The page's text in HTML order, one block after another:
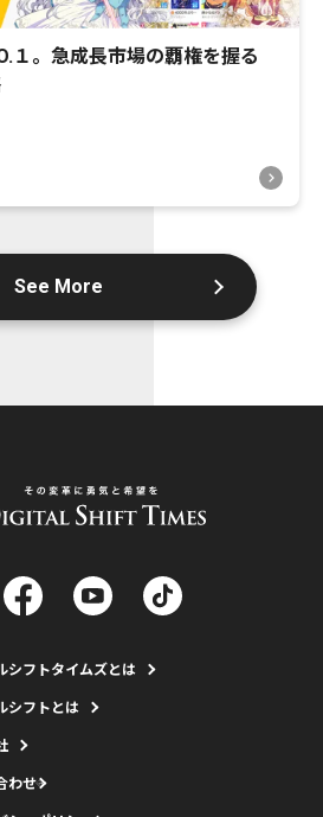
１。急成長市場の覇権を握る
See More
シフトタイムズとは
シフトとは
わせ